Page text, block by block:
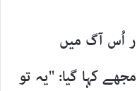
اُس آگ میں
کہا گیا: "یہ تو